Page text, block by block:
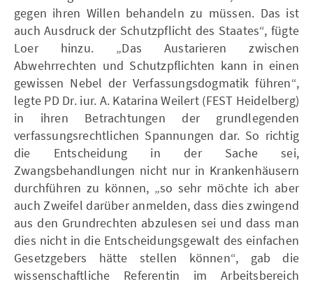
gegen ihren Willen behandeln zu müssen. Das ist
auch Ausdruck der Schutzpflicht des Staates“, fügte
Loer hinzu. „Das Austarieren zwischen
Abwehrrechten und Schutzpflichten kann in einen
gewissen Nebel der Verfassungsdogmatik führen“,
legte PD Dr. iur. A. Katarina Weilert (FEST Heidelberg)
in ihren Betrachtungen der grundlegenden
verfassungsrechtlichen Spannungen dar. So richtig
die Entscheidung in der Sache sei,
Zwangsbehandlungen nicht nur in Krankenhäusern
durchführen zu können, „so sehr möchte ich aber
auch Zweifel darüber anmelden, dass dies zwingend
aus den Grundrechten abzulesen sei und dass man
dies nicht in die Entscheidungsgewalt des einfachen
Gesetzgebers hätte stellen können“, gab die
wissenschaftliche Referentin im Arbeitsbereich